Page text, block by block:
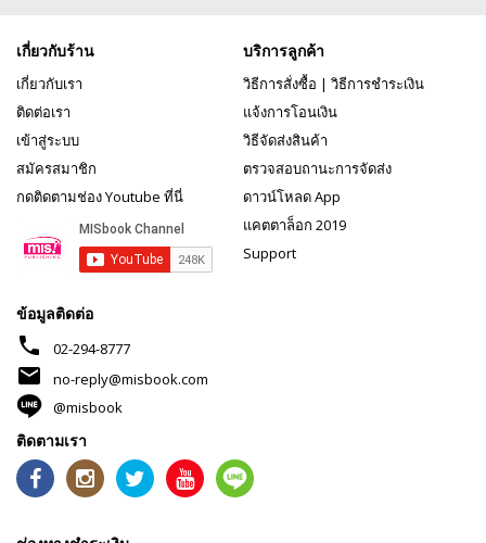
เกี่ยวกับร้าน
เกี่ยวกับเรา
ติดต่อเรา
เข้าสู่ระบบ
สมัครสมาชิก
กดติดตามช่อง Youtube ที่นี่
บริการลูกค้า
วิธีการสั่งซื้อ | วิธีการชำระเงิน
แจ้งการโอนเงิน
วิธีจัดส่งสินค้า
ตรวจสอบถานะการจัดส่ง
ดาวน์โหลด App
แคตตาล็อก 2019
Support
ข้อมูลติดต่อ
phone 02-294-8777
mail
no-reply@misbook.com
@misbook
ติดตามเรา